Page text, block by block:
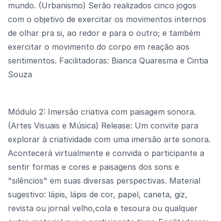
mundo. (Urbanismo) Serão realizados cinco jogos
com o objetivo de exercitar os movimentos internos
de olhar pra si, ao redor e para o outro; e também
exercitar o movimento do corpo em reação aos
sentimentos. Facilitadoras: Bianca Quaresma e Cintia
Souza
Módulo 2: Imersão criativa com paisagem sonora.
(Artes Visuais e Música) Release: Um convite para
explorar à criatividade com uma imersão arte sonora.
Acontecerá virtualmente e convida o participante a
sentir formas e cores e paisagens dos sons e
"silêncios" em suas diversas perspectivas. Material
sugestivo: lápis, lápis de cor, papel, caneta, giz,
revista ou jornal velho,cola e tesoura ou qualquer